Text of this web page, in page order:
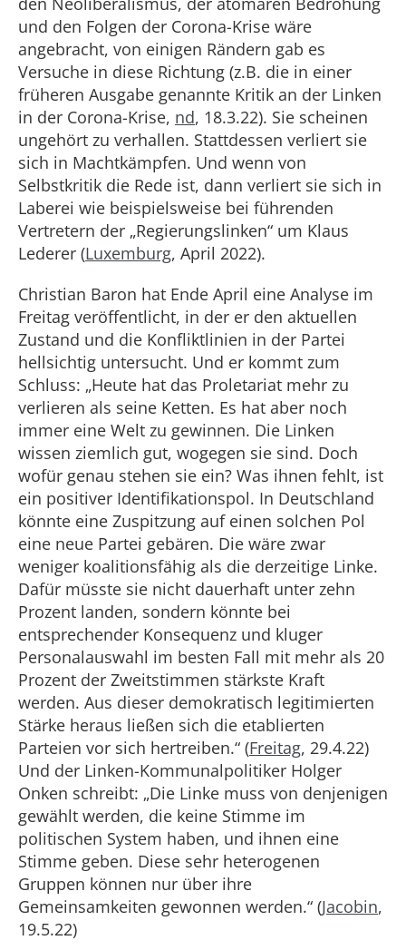
und den Folgen der Corona-Krise wäre
angebracht, von einigen Rändern gab es
Versuche in diese Richtung (z.B. die in einer
früheren Ausgabe genannte Kritik an der Linken
in der Corona-Krise, nd, 18.3.22). Sie scheinen
ungehört zu verhallen. Stattdessen verliert sie
sich in Machtkämpfen. Und wenn von
Selbstkritik die Rede ist, dann verliert sie sich in
Laberei wie beispielsweise bei führenden
Vertretern der „Regierungslinken“ um Klaus
Lederer (Luxemburg, April 2022).
Christian Baron hat Ende April eine Analyse im
Freitag veröffentlicht, in der er den aktuellen
Zustand und die Konfliktlinien in der Partei
hellsichtig untersucht. Und er kommt zum
Schluss: „Heute hat das Proletariat mehr zu
verlieren als seine Ketten. Es hat aber noch
immer eine Welt zu gewinnen. Die Linken
wissen ziemlich gut, wogegen sie sind. Doch
wofür genau stehen sie ein? Was ihnen fehlt, ist
ein positiver Identifikationspol. In Deutschland
könnte eine Zuspitzung auf einen solchen Pol
eine neue Partei gebären. Die wäre zwar
weniger koalitionsfähig als die derzeitige Linke.
Dafür müsste sie nicht dauerhaft unter zehn
Prozent landen, sondern könnte bei
entsprechender Konsequenz und kluger
Personalauswahl im besten Fall mit mehr als 20
Prozent der Zweitstimmen stärkste Kraft
werden. Aus dieser demokratisch legitimierten
Stärke heraus ließen sich die etablierten
Parteien vor sich hertreiben.“ (Freitag, 29.4.22)
Und der Linken-Kommunalpolitiker Holger
Onken schreibt: „Die Linke muss von denjenigen
gewählt werden, die keine Stimme im
politischen System haben, und ihnen eine
Stimme geben. Diese sehr heterogenen
Gruppen können nur über ihre
Gemeinsamkeiten gewonnen werden.“ (Jacobin,
19.5.22)